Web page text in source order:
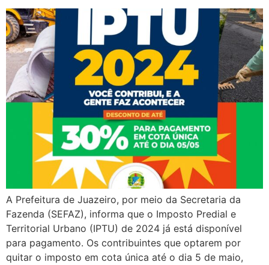
A Prefeitura de Juazeiro, por meio da Secretaria da
Fazenda (SEFAZ), informa que o Imposto Predial e
Territorial Urbano (IPTU) de 2024 já está disponível
para pagamento. Os contribuintes que optarem por
quitar o imposto em cota única até o dia 5 de maio,